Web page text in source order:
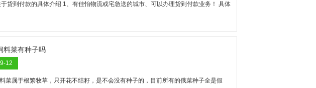
货到付款的具体介绍 1、有佳怡物流或宅急送的城市、可以办理货到付款业务！ 具体
2、收货时间： 如遇正常时间内未能到达，请客户及时与我们联系，我们会尽快的联
司核实。 有诚意购买产品的客户，通过以上途径足以完成交易。 如果对以上方式持有异
欢迎来人购买，到新泰长途站、我单位免费车接车送！
料菜有种子吗
12
菜属于根繁牧草，只开花不结籽，是不会没有种子的，目前所有的俄菜种子全是假